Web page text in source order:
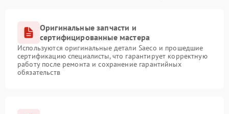
Оригинальные запчасти и
сертифицированные мастера
Используются оригинальные детали Saeco и прошедшие
сертификацию специалисты, что гарантирует корректную
работу после ремонта и сохранение гарантийных
обязательств